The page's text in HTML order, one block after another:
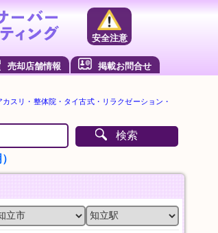
安全注意
売却店舗情報 掲載お問合せ
スリ・整体院・タイ古式・リラクゼーション・
検索